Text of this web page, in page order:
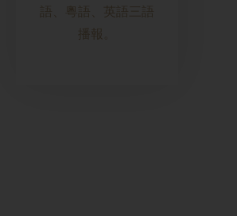
語、粵語、英語三語
播報。